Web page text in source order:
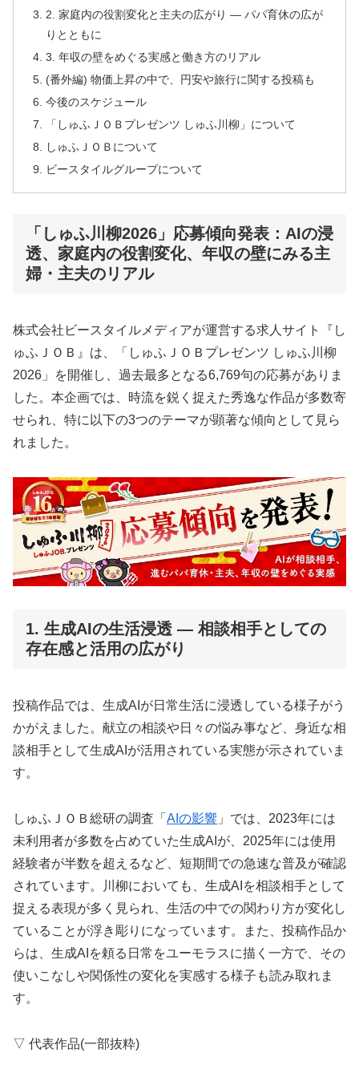
2. 家庭内の役割変化と主夫の広がり ― パパ育休の広が
りとともに
3. 年収の壁をめぐる実感と働き方のリアル
(番外編) 物価上昇の中で、円安や旅行に関する投稿も
今後のスケジュール
「しゅふＪＯＢプレゼンツ しゅふ川柳」について
しゅふＪＯＢについて
ビースタイルグループについて
「しゅふ川柳2026」応募傾向発表：AIの浸
透、家庭内の役割変化、年収の壁にみる主
婦・主夫のリアル
株式会社ビースタイルメディアが運営する求人サイト『し
ゅふＪＯＢ』は、「しゅふＪＯＢプレゼンツ しゅふ川柳
2026」を開催し、過去最多となる6,769句の応募がありま
した。本企画では、時流を鋭く捉えた秀逸な作品が多数寄
せられ、特に以下の3つのテーマが顕著な傾向として見ら
れました。
1. 生成AIの生活浸透 ― 相談相手としての
存在感と活用の広がり
投稿作品では、生成AIが日常生活に浸透している様子がう
かがえました。献立の相談や日々の悩み事など、身近な相
談相手として生成AIが活用されている実態が示されていま
す。
しゅふＪＯＢ総研の調査「 AIの影響 」では、2023年には
未利用者が多数を占めていた生成AIが、2025年には使用
経験者が半数を超えるなど、短期間での急速な普及が確認
されています。川柳においても、生成AIを相談相手として
捉える表現が多く見られ、生活の中での関わり方が変化し
ていることが浮き彫りになっています。また、投稿作品か
らは、生成AIを頼る日常をユーモラスに描く一方で、その
使いこなしや関係性の変化を実感する様子も読み取れま
す。
▽ 代表作品(一部抜粋)